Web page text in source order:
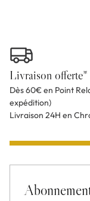
Livraison offerte*
Dès 60€ en Point
expédition)
Livraison 24H en